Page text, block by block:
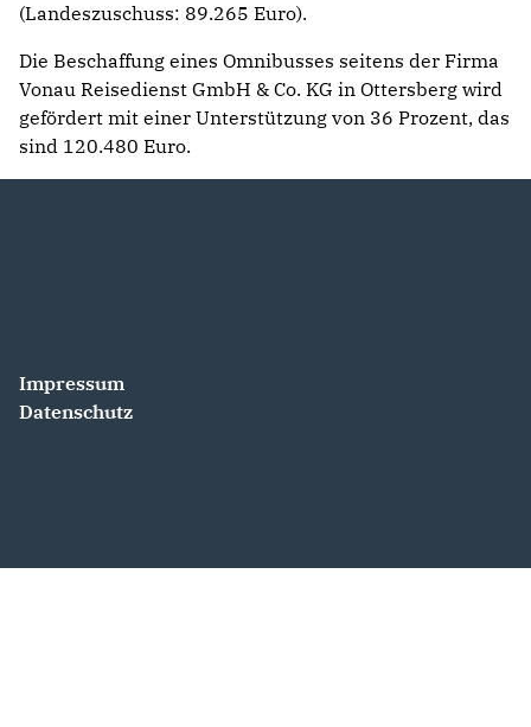
(Landeszuschuss: 89.265 Euro).
Die Beschaffung eines Omnibusses seitens der Firma
Vonau Reisedienst GmbH & Co. KG in Ottersberg wird
gefördert mit einer Unterstützung von 36 Prozent, das
sind 120.480 Euro.
Impressum
Datenschutz